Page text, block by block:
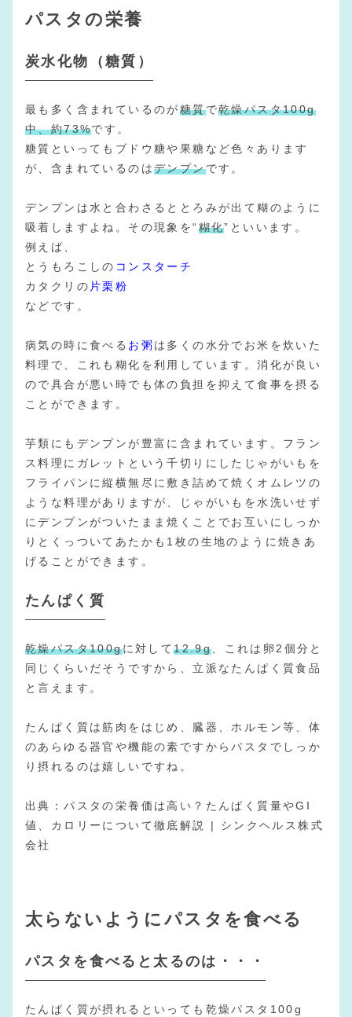
パスタの栄養
炭水化物（糖質）
最も多く含まれているのが糖質で乾燥パスタ100g
中、約73%です。
糖質といってもブドウ糖や果糖など色々あります
が、含まれているのはデンプンです。
デンプンは水と合わさるととろみが出て糊のように
吸着しますよね。その現象を“ 糊化”といいます。
例えば、
とうもろこしの コンスターチ
カタクリの 片栗粉
などです。
病気の時に食べる お粥は多くの水分でお米を炊いた
料理で、これも糊化を利用しています。消化が良い
ので具合が悪い時でも体の負担を抑えて食事を摂る
ことができます。
芋類にもデンプンが豊富に含まれています。フラン
ス料理にガレットという千切りにしたじゃがいもを
フライパンに縦横無尽に敷き詰めて焼くオムレツの
ような料理がありますが、じゃがいもを水洗いせず
にデンプンがついたまま焼くことでお互いにしっか
りとくっついてあたかも1枚の生地のように焼きあ
げることができます。
たんぱく質
乾燥パスタ100gに対して12.9g 、これは卵2個分と
同じくらいだそうですから、立派なたんぱく質食品
と言えます。
たんぱく質は筋肉をはじめ、臓器、ホルモン等、体
のあらゆる器官や機能の素ですからパスタでしっか
り摂れるのは嬉しいですね。
出典：パスタの栄養価は高い？たんぱく質量やGI
値、カロリーについて徹底解説 | シンクヘルス株式
会社
太らないようにパスタを食べる
パスタを食べると太るのは・・・
たんぱく質が摂れるといっても乾燥パスタ100g